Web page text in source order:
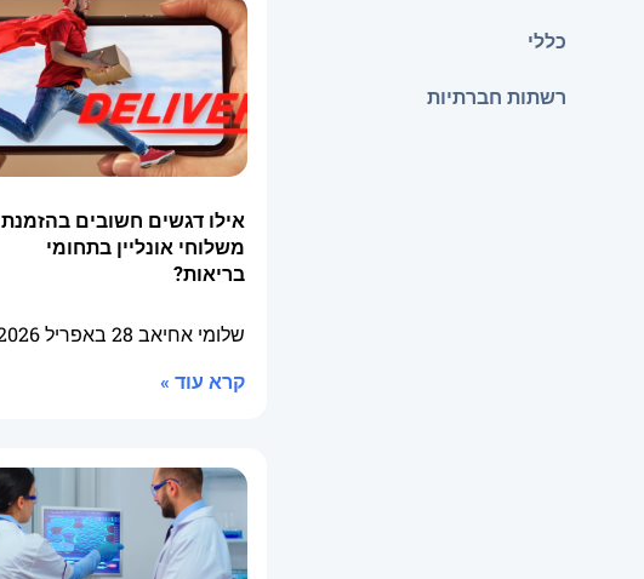
כללי
רשתות חברתיות
אילו דגשים חשובים בהזמנת
משלוחי אונליין בתחומי
בריאות?
שלומי אחיאב 28 באפריל 2026
קרא עוד »